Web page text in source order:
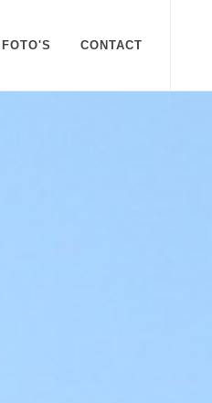
FOTO'S CONTACT